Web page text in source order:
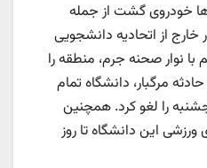
خودروی گشت از جمله
از اتحادیه دانشجویی
نوار صحنه جرم، منطقه را
مرگبار، دانشگاه تمام
را لغو کرد. همچنین
این دانشگاه تا روز